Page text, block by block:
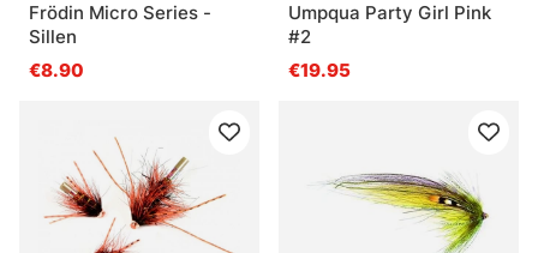
Frödin Micro Series -
Sillen
€8.90
Umpqua Party Girl Pink
#2
€19.95